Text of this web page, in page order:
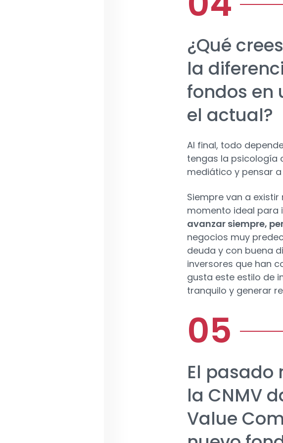
¿Qué
la
fondos en
el actual?
Al final, todo
tengas la psicología
mediático y pensar
Siempre van a
momento ideal para
avanzar siempre,
negocios muy
deuda y con buena
inversores que han
gusta este estilo de
tranquilo y generar
El pasado
la CNMV
Value